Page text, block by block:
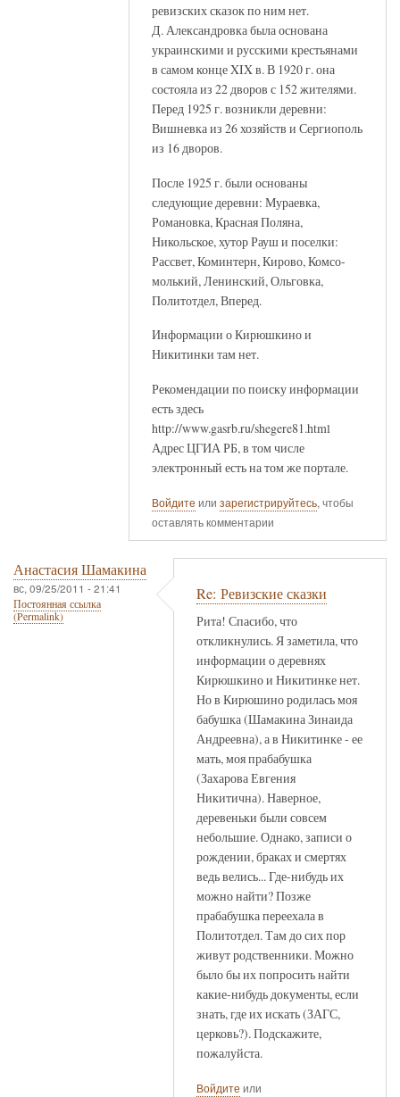
ревизских сказок по ним нет.
Д. Александровка была основана
украинскими и русскими крестьянами
в самом конце XIX в. В 1920 г. она
состояла из 22 дворов с 152 жителями.
Перед 1925 г. возникли деревни:
Вишневка из 26 хозяйств и Сергиополь
из 16 дворов.
После 1925 г. были основаны
следующие деревни: Мураевка,
Романовка, Красная Поляна,
Никольское, хутор Рауш и поселки:
Рассвет, Коминтерн, Кирово, Комсо-
молький, Ленинский, Ольговка,
Политотдел, Вперед.
Информации о Кирюшкино и
Никитинки там нет.
Рекомендации по поиску информации
есть здесь
http://www.gasrb.ru/shegere81.html
Адрес ЦГИА РБ, в том числе
электронный есть на том же портале.
Войдите или зарегистрируйтесь, чтобы
оставлять комментарии
Анастасия Шамакина
вс, 09/25/2011 - 21:41
Постоянная ссылка
(Permalink)
Re: Ревизские сказки
Рита! Спасибо, что
откликнулись. Я заметила, что
информации о деревнях
Кирюшкино и Никитинке нет.
Но в Кирюшино родилась моя
бабушка (Шамакина Зинаида
Андреевна), а в Никитинке - ее
мать, моя прабабушка
(Захарова Евгения
Никитична). Наверное,
деревеньки были совсем
небольшие. Однако, записи о
рождении, браках и смертях
ведь велись... Где-нибудь их
можно найти? Позже
прабабушка переехала в
Политотдел. Там до сих пор
живут родственники. Можно
было бы их попросить найти
какие-нибудь документы, если
знать, где их искать (ЗАГС,
церковь?). Подскажите,
пожалуйста.
Войдите или